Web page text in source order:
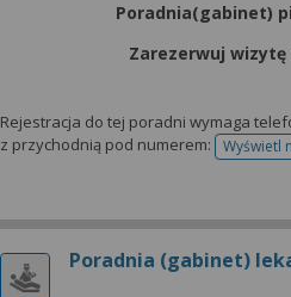
Poradnia(gabinet)
Zarezerwuj
Rejestracja do tej poradni wymaga
z przychodnią pod numerem:
Wyświetl
Poradnia (gabinet)